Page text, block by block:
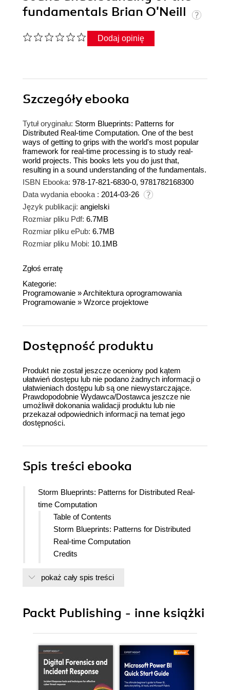
fundamentals Brian O'Neill
Dodaj opinię
Szczegółyebooka
Tytuł oryginału: Storm Blueprints: Patterns for
Distributed Real-time Computation. One of the best
ways of getting to grips with the world's most popular
framework for real-time processing is to study real-
world projects. This books lets you do just that,
resulting in a sound understanding of the fundamentals.
ISBN Ebooka: 978-17-821-6830-0, 9781782168300
Data wydania ebooka : 2014-03-26
Język publikacji: angielski
Rozmiar pliku Pdf: 6.7MB
Rozmiar pliku ePub: 6.7MB
Rozmiar pliku Mobi: 10.1MB
Zgłoś erratę
Kategorie:
Programowanie »Architektura oprogramowania
Programowanie » Wzorce projektowe
Dostępność produktu
Produkt nie został jeszcze oceniony pod kątem
ułatwień dostępu lub nie podano żadnych informacji o
ułatwieniach dostępu lub są one niewystarczające.
Prawdopodobnie Wydawca/Dostawca jeszcze nie
umożliwił dokonania walidacji produktu lub nie
przekazał odpowiednich informacji na temat jego
dostępności.
Spis treści ebooka
Storm Blueprints: Patterns for Distributed Real-
time Computation
Table of Contents
Storm Blueprints: Patterns for Distributed
Real-time Computation
Credits
About the Reviewers
and more
Preface
What this book covers
pokaż cały spis treści
Packt Publishing - inne książki